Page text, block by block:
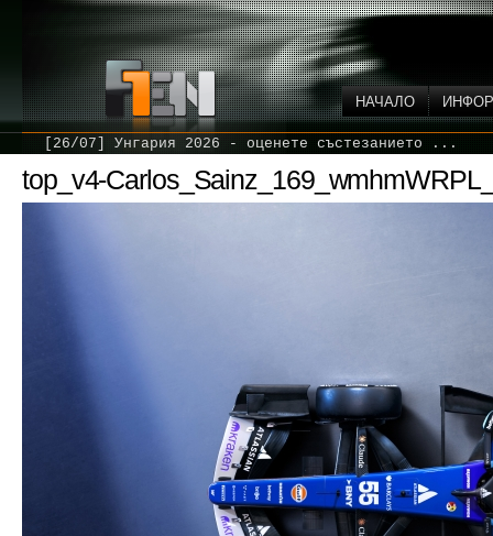
НАЧАЛО
[26/07] Унгария 2026 - оценете състезанието ...
top_v4-